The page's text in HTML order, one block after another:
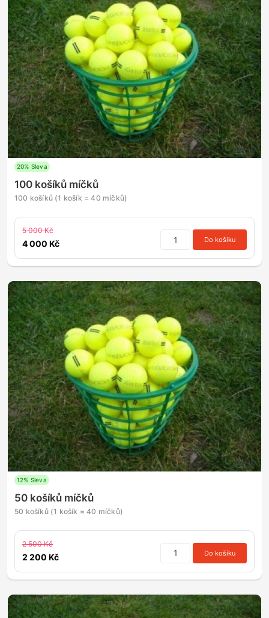
20% Sleva
100 košíků míčků
100 košíků (1 košík = 40 míčků)
5 000 Kč
4 000 Kč Do košíku
12% Sleva
50 košíků míčků
50 košíků (1 košík = 40 míčků)
2 500 Kč
2 200 Kč Do košíku